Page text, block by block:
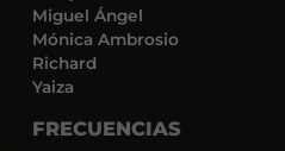
Miguel Ángel
Mónica Ambrosio
Richard
Yaiza
FRECUENCIAS